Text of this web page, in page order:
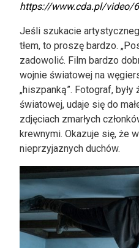
https://www.cda.pl/video/
Jeśli szukacie
tłem, to proszę bardzo.
zadowolić. Film bardzo
wojnie światowej na
„hiszpanką”. Fotograf,
światowej, udaje się do
zdjęciach zmarłych
krewnymi. Okazuje się, że
nieprzyjaznych duchów.